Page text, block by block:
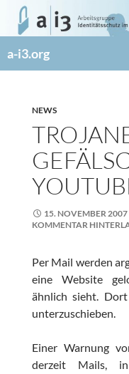
Zum
Inhalt
a-i3.org
NEWS
15. NOVEMBER 2007
KOMMENTAR
Per Mail werden
eine Website
ähnlich sieht.
unterzuschieben.
Einer Warnung
derzeit Mails,